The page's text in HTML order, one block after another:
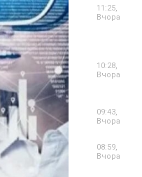
11:25,
Вчора
10:28,
Вчора
09:43,
Вчора
08:59,
Вчора